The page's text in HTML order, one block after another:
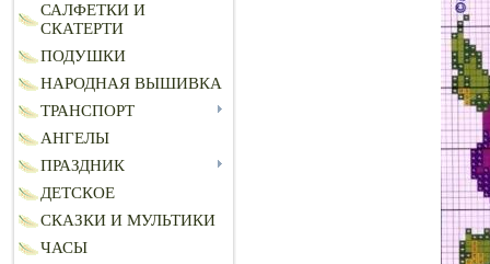
САЛФЕТКИ И
СКАТЕРТИ
ПОДУШКИ
НАРОДНАЯ ВЫШИВКА
ТРАНСПОРТ
АНГЕЛЫ
ПРАЗДНИК
ДЕТСКОЕ
СКАЗКИ И МУЛЬТИКИ
ЧАСЫ